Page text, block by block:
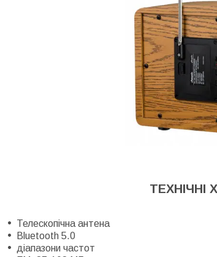
ТЕХНІЧНІ
Телескопічна антена
Bluetooth 5.0
діапазони частот